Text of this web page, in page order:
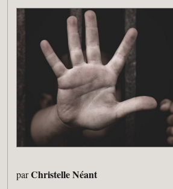
parChristelle Néant